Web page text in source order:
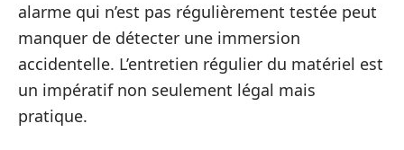
alarme qui n’est pas régulièrement testée peut
manquer de détecter une immersion
accidentelle. L’entretien régulier du matériel est
un impératif non seulement légal mais
pratique.